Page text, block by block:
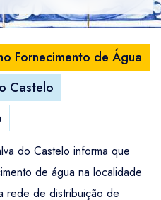
Fornecimento de Água
Castelo
do Castelo informa que
de água na localidade
rede de distribuição de